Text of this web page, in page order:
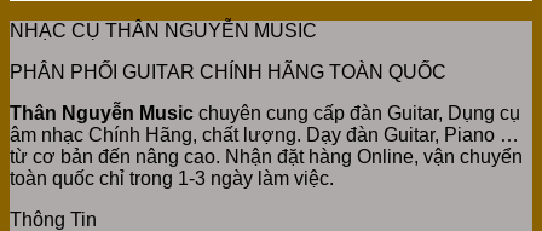
NHẠC CỤ THÂN NGUYỄN MUSIC
PHÂN PHỐI GUITAR CHÍNH HÃNG TOÀN QUỐC
Thân Nguyễn Music chuyên cung cấp đàn Guitar, Dụng cụ
âm nhạc Chính Hãng, chất lượng. Dạy đàn Guitar, Piano …
từ cơ bản đến nâng cao. Nhận đặt hàng Online, vận chuyển
toàn quốc chỉ trong 1-3 ngày làm việc.
Thông Tin